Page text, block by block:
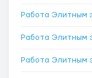
Работа Элитным
Работа Элитным
Работа Элитным